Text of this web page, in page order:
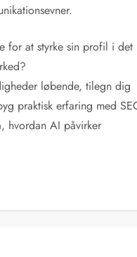
for at styrke sin profil i det
løbende, tilegn dig
praktisk erfaring med
hvordan AI påvirker